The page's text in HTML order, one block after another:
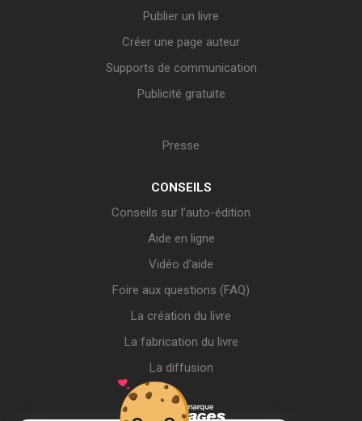
Publier un livre
Créer une page auteur
Supports de communication
Publicité gratuite
Presse
CONSEILS
Conseils sur l’auto-édition
Aide en ligne
Vidéo d’aide
Foire aux questions (FAQ)
La création du livre
La fabrication du livre
La diffusion